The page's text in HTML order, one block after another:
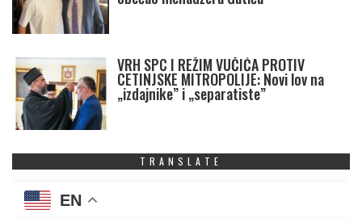
VRH SPC I REŽIM VUČIĆA PROTIV
CETINJSKE MITROPOLIJE: Novi lov na
„izdajnike” i „separatiste”
TRANSLATE
EN